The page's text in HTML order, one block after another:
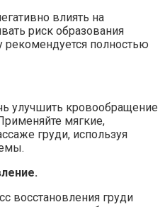
влиять на
риск образования
рекомендуется полностью
улучшить кровообращение
мягкие,
груди, используя
восстановления груди